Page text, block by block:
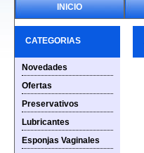
INICIO
CATEGORIAS
Novedades
Ofertas
Preservativos
Lubricantes
Esponjas Vaginales